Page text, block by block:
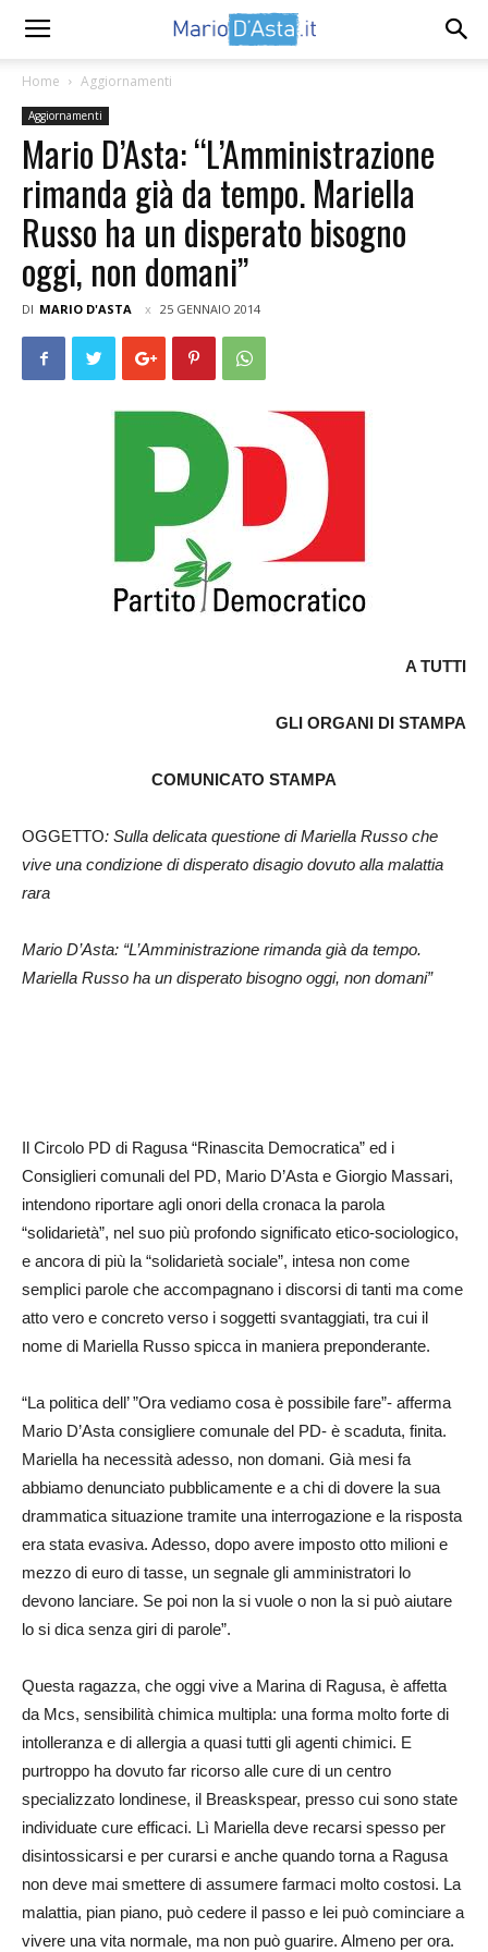
Home Aggiornamenti
Aggiornamenti
Mario D’Asta: “L’Amministrazione
rimanda già da tempo. Mariella
Russo ha un disperato bisogno
oggi, non domani”
DI MARIO D'ASTA 25 GENNAIO 2014
A TUTTI
GLI ORGANI DI STAMPA
COMUNICATO STAMPA
OGGETTO: Sulla delicata questione di Mariella Russo che
vive una condizione di disperato disagio dovuto alla malattia
rara
Mario D’Asta: “L’Amministrazione rimanda già da tempo.
Mariella Russo ha un disperato bisogno oggi, non domani”
Il Circolo PD di Ragusa “Rinascita Democratica” ed i
Consiglieri comunali del PD, Mario D’Asta e Giorgio Massari,
intendono riportare agli onori della cronaca la parola
“solidarietà”, nel suo più profondo significato etico-sociologico,
e ancora di più la “solidarietà sociale”, intesa non come
semplici parole che accompagnano i discorsi di tanti ma come
atto vero e concreto verso i soggetti svantaggiati, tra cui il
nome di Mariella Russo spicca in maniera preponderante.
“La politica dell’ ”Ora vediamo cosa è possibile fare”- afferma
Mario D’Asta consigliere comunale del PD- è scaduta, finita.
Mariella ha necessità adesso, non domani. Già mesi fa
abbiamo denunciato pubblicamente e a chi di dovere la sua
drammatica situazione tramite una interrogazione e la risposta
era stata evasiva. Adesso, dopo avere imposto otto milioni e
mezzo di euro di tasse, un segnale gli amministratori lo
devono lanciare. Se poi non la si vuole o non la si può aiutare
lo si dica senza giri di parole”.
Questa ragazza, che oggi vive a Marina di Ragusa, è affetta
da Mcs, sensibilità chimica multipla: una forma molto forte di
intolleranza e di allergia a quasi tutti gli agenti chimici. E
purtroppo ha dovuto far ricorso alle cure di un centro
specializzato londinese, il Breaskspear, presso cui sono state
individuate cure efficaci. Lì Mariella deve recarsi spesso per
disintossicarsi e per curarsi e anche quando torna a Ragusa
non deve mai smettere di assumere farmaci molto costosi. La
malattia, pian piano, può cedere il passo e lei può cominciare a
vivere una vita normale, ma non può guarire. Almeno per ora.